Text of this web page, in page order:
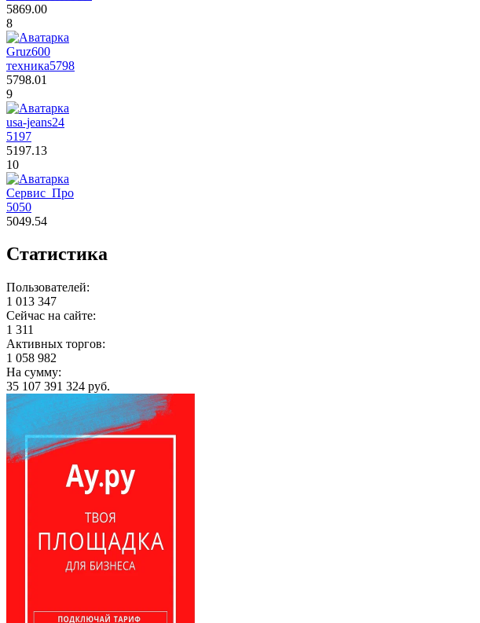
5869.00
8
Gruz600
техника5798
5798.01
9
usa-jeans24
5197
5197.13
10
Сервис_Про
5050
5049.54
Статистика
Пользователей:
1 013 347
Сейчас на сайте:
1 311
Активных торгов:
1 058 982
На сумму:
35 107 391 324 руб.